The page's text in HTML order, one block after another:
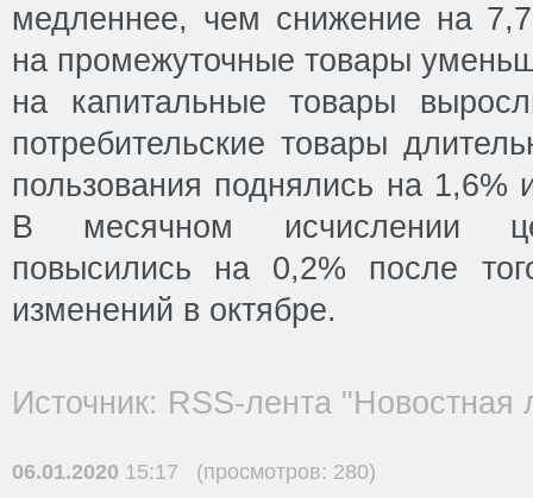
медленнее, чем снижение на
на промежуточные товары
на капитальные товары
потребительские товары
пользования поднялись на 1,6%
В месячном исчислении
повысились на 0,2% после
изменений в октябре.
Источник: RSS-лента "Новостная
06.01.2020 15:17 (просмотров: 280)